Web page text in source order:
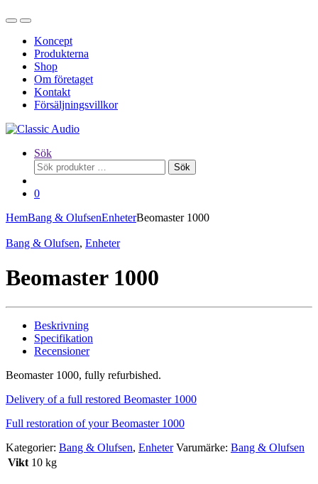
Koncept
Produkterna
Shop
Om företaget
Kontakt
Försäljningsvillkor
Sök
Sök
efter:
Sök
0
HemBang & OlufsenEnheterBeomaster 1000
Bang & Olufsen, Enheter
Beomaster 1000
Beskrivning
Specifikation
Recensioner
Beomaster 1000, fully refurbished.
Delivery of a full restored Beomaster 1000
Full restoration of your Beomaster 1000
Kategorier: Bang & Olufsen, Enheter Varumärke: Bang & Olufsen
Vikt 10 kg